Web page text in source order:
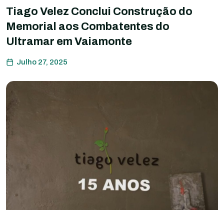
Tiago Velez Conclui Construção do
Memorial aos Combatentes do
Ultramar em Vaiamonte
Julho 27, 2025